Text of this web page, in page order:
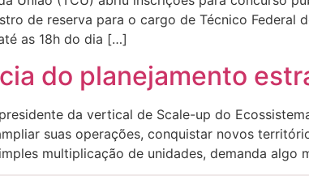
de reserva para o cargo de Técnico Federal
as 18h do dia […]
do planejamento
da vertical de Scale-up do
suas operações, conquistar novos
multiplicação de unidades, demanda